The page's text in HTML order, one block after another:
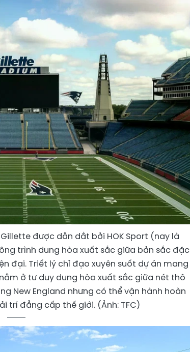
được dẫn dắt bởi HOK Sport (nay là
trình dung hòa xuất sắc giữa bản sắc đặc
đại. Triết lý chỉ đạo xuyên suốt dự án mang
ở tư duy dung hòa xuất sắc giữa nét thô
New England nhưng có thể vận hành hoàn
trí đẳng cấp thế giới. (Ảnh: TFC)